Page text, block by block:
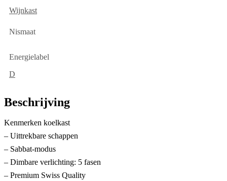
Wijnkast
Nismaat
Energielabel
D
Beschrijving
Kenmerken koelkast
– Uittrekbare schappen
– Sabbat-modus
– Dimbare verlichting: 5 fasen
– Premium Swiss Quality